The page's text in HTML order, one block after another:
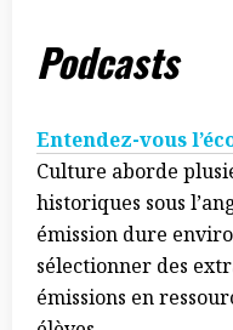
Podcasts
Entendez-vous
Culture aborde
historiques sous
émission dure
sélectionner des
émissions en